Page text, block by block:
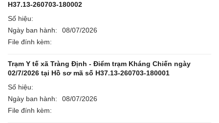
H37.13-260703-180002
Số hiệu:
Ngày ban hành:
08/07/2026
File đính kèm:
Trạm Y tế xã Tràng Định - Điểm trạm Kháng Chiến ngày
02/7/2026 tại Hồ sơ mã số H37.13-260703-180001
Số hiệu:
Ngày ban hành:
08/07/2026
File đính kèm: